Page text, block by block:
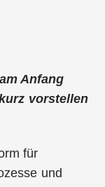
Anfang
vorstellen
für
und